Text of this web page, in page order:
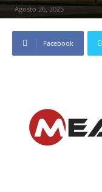
Agosto 26, 2025
Facebook